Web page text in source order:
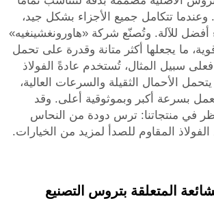
وعندما تتكامل جميع الأجزاء بشكل جيد،
أفضل للآلة. وتُصنّع شركة «هاورونغشينغيه»
ما يجعلها أكثر متانة وقدرة على تحمل
سبيل المثال، تُستخدم عادةً الفولاذ
الأحمال الثقيلة والسرعات العالية،
بسرعة أكبر وبموثوقية أعلى. وقد
في منتجاتنا: ترس دودة من النحاس
المقاوم للصدأ لمزيد من الخيارات.
المتعلقة بتروس التصنيع